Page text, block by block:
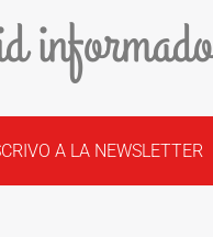
A LA NEWSLETTER